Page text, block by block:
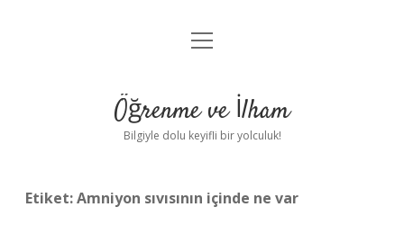
Anasayfa
Yasal Uyarı
menüyü
Öğrenme ve İlham
Bilgiyle dolu keyifli bir yolculuk!
Etiket:Amniyon sıvısının içinde ne var